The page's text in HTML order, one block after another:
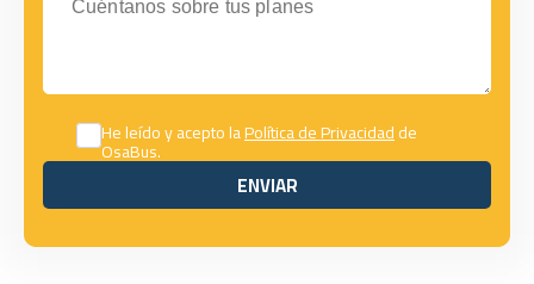
He leído y acepto laPolítica de Privacidadde
OsaBus.
ENVIAR
ENVIAR